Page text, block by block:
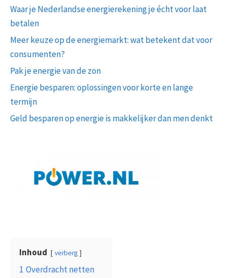
Waar je Nederlandse energierekening je écht voor laat
betalen
Meer keuze op de energiemarkt: wat betekent dat voor
consumenten?
Pak je energie van de zon
Energie besparen: oplossingen voor korte en lange
termijn
Geld besparen op energie is makkelijker dan men denkt
Inhoud verberg
1 Overdracht netten